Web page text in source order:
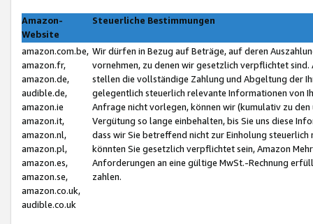
Amazon-
Website
Steuerliche Bestimmungen
amazon.com.be,
amazon.fr,
amazon.de,
audible.de,
amazon.ie
amazon.it,
amazon.nl,
amazon.pl,
amazon.es,
amazon.se,
amazon.co.uk,
audible.co.uk
Wir dürfen in Bezug auf Beträge, auf deren
vornehmen, zu denen wir gesetzlich verpflichtet
stellen die vollständige Zahlung und Abgeltung der
gelegentlich steuerlich relevante Informationen von
Anfrage nicht vorlegen, können wir (kumulativ zu
Vergütung so lange einbehalten, bis Sie uns diese
dass wir Sie betreffend nicht zur Einholung
könnten Sie gesetzlich verpflichtet sein, Amazon
Anforderungen an eine gültige MwSt.-Rechnung
zahlen.